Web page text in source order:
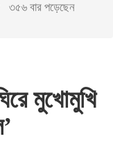
৩৫৬ বার পড়েছেন
মুখোমুখি